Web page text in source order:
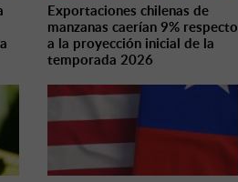
Exportaciones chilenas de
manzanas caerían 9% respecto
a la proyección inicial de la
temporada 2026